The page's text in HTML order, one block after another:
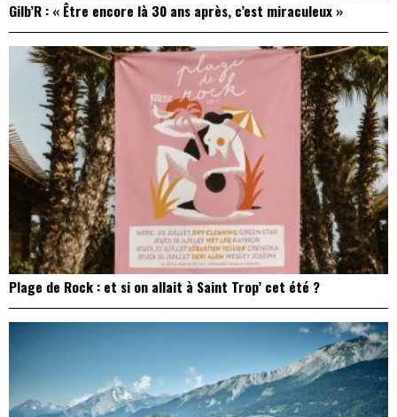
Gilb’R : « Être encore là 30 ans après, c’est miraculeux »
Plage de Rock : et si on allait à Saint Trop’ cet été ?